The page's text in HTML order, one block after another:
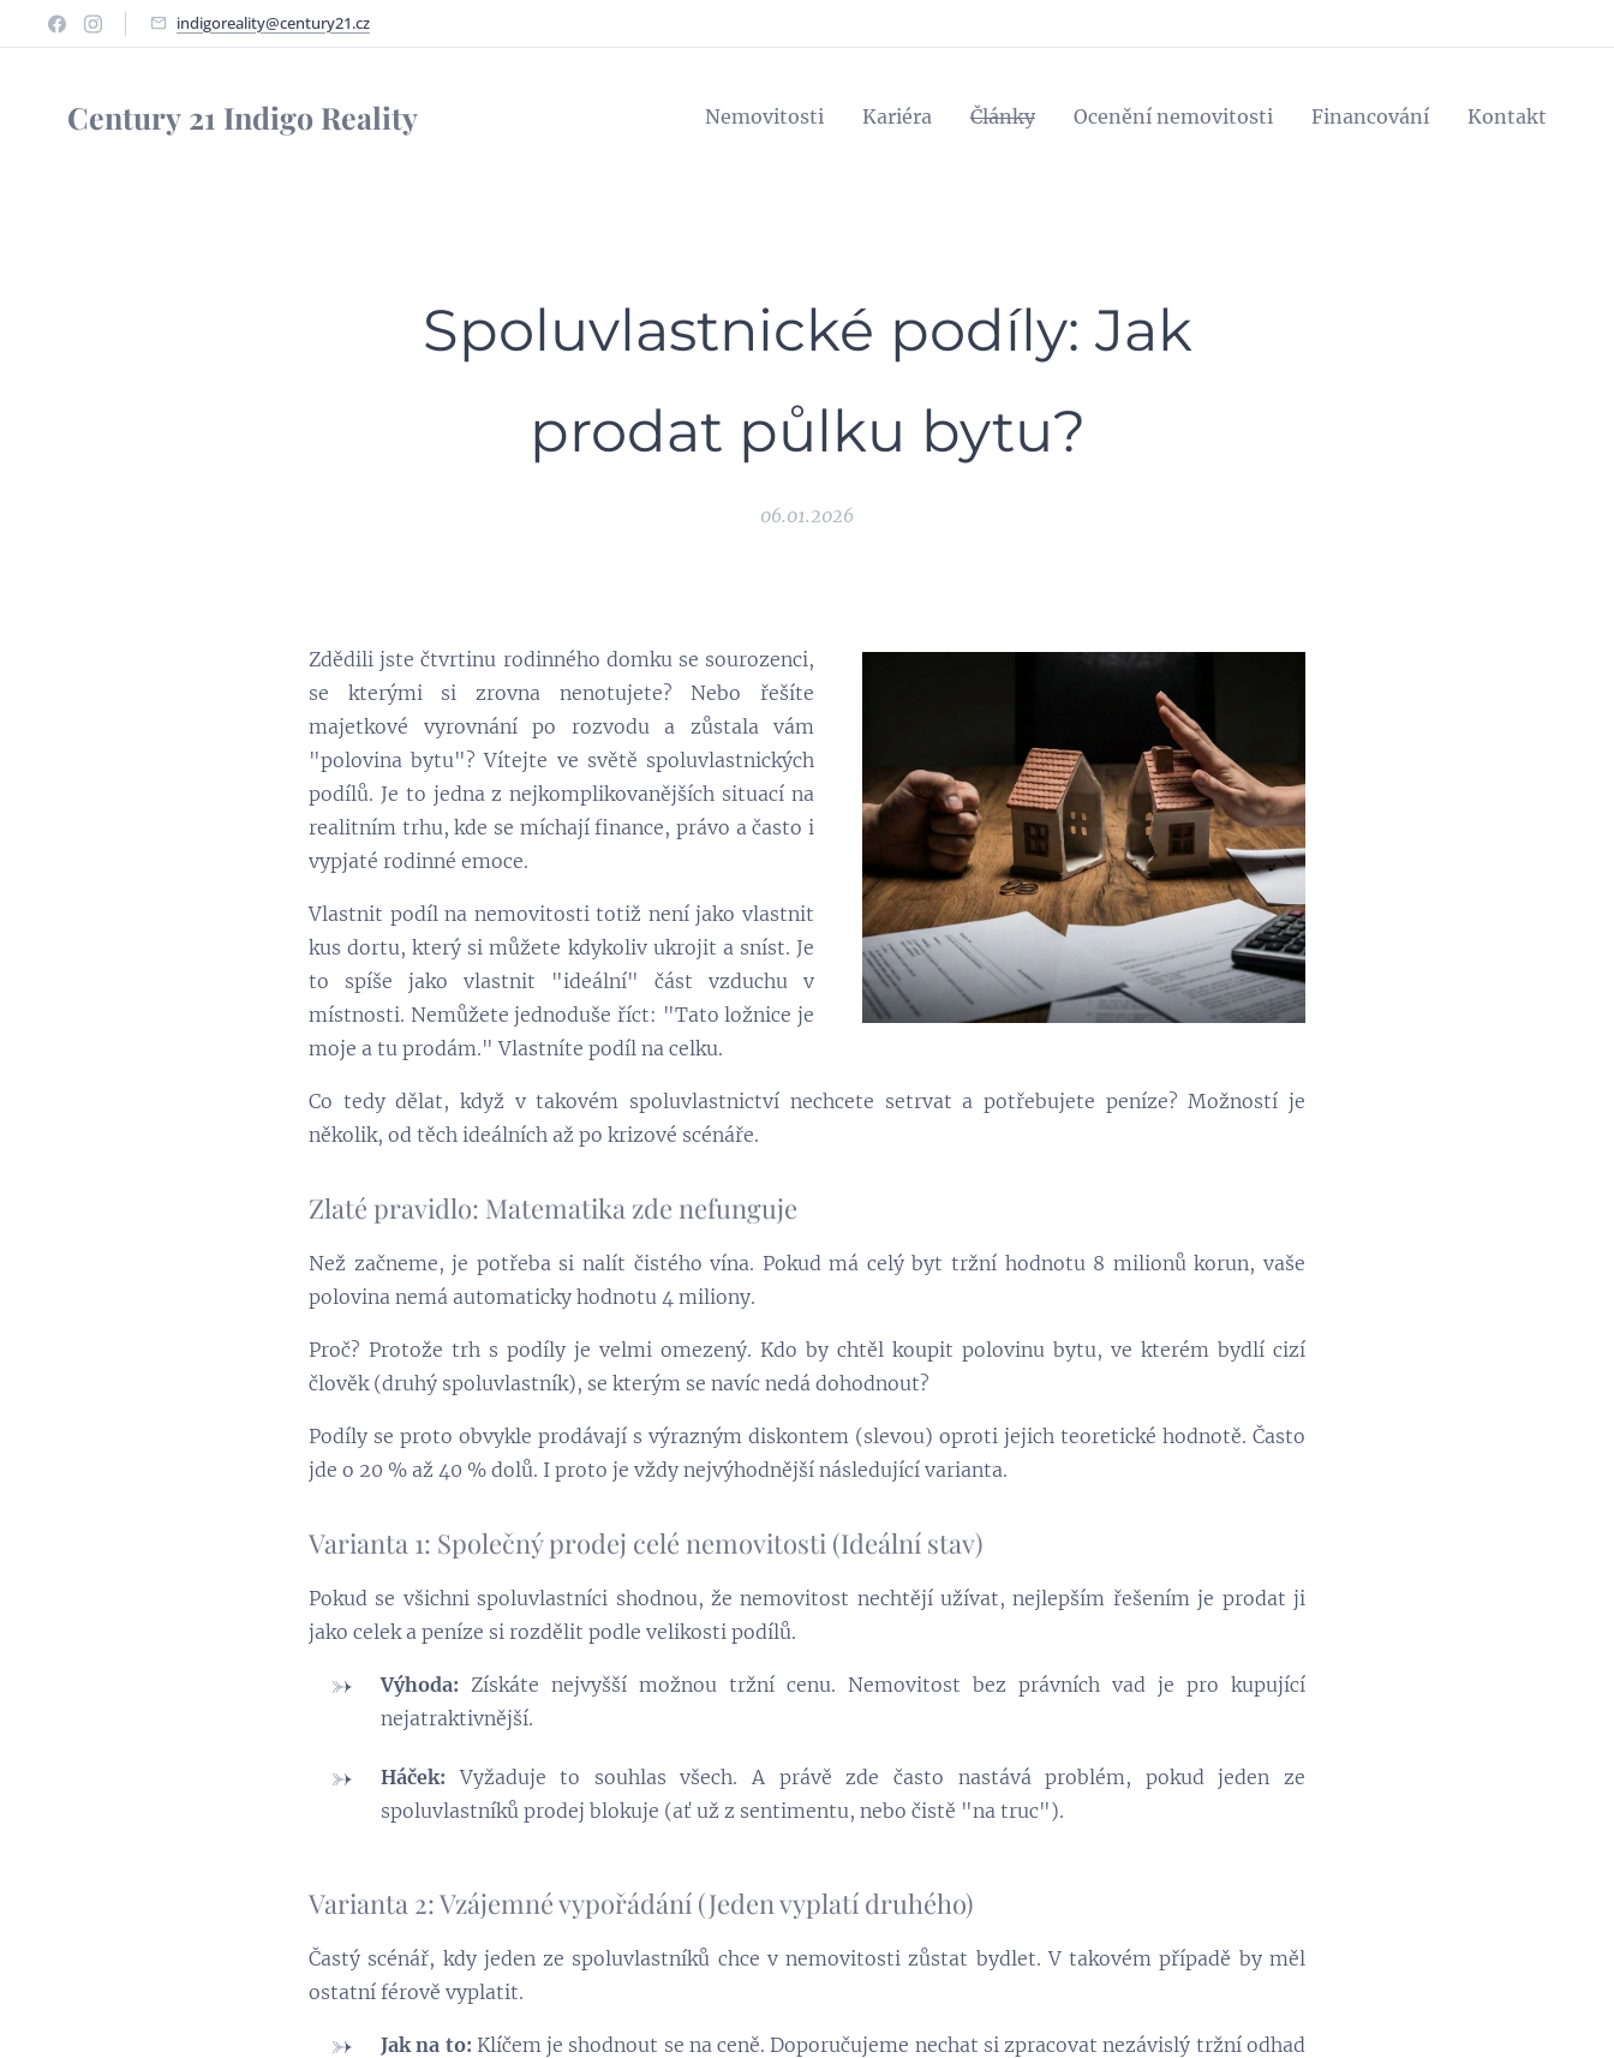
indigoreality@century21.cz
Century 21 Indigo Reality Nemovitosti Kariéra Články Ocenění nemovitosti Financování Kontakt
Spoluvlastnické podíly: Jak
prodat půlku bytu?
06.01.2026
Zdědili jste čtvrtinu rodinného domku se sourozenci,
se kterými si zrovna nenotujete? Nebo řešíte
majetkové vyrovnání po rozvodu a zůstala vám
"polovina bytu"? Vítejte ve světě spoluvlastnických
podílů. Je to jedna z nejkomplikovanějších situací na
realitním trhu, kde se míchají finance, právo a často i
vypjaté rodinné emoce.
Vlastnit podíl na nemovitosti totiž není jako vlastnit
kus dortu, který si můžete kdykoliv ukrojit a sníst. Je
to spíše jako vlastnit "ideální" část vzduchu v
místnosti. Nemůžete jednoduše říct: "Tato ložnice je
moje a tu prodám." Vlastníte podíl na celku.
Co tedy dělat, když v takovém spoluvlastnictví nechcete setrvat a potřebujete peníze? Možností je
několik, od těch ideálních až po krizové scénáře.
Zlaté pravidlo: Matematika zde nefunguje
Než začneme, je potřeba si nalít čistého vína. Pokud má celý byt tržní hodnotu 8 milionů korun, vaše
polovina nemá automaticky hodnotu 4 miliony.
Proč? Protože trh s podíly je velmi omezený. Kdo by chtěl koupit polovinu bytu, ve kterém bydlí cizí
člověk (druhý spoluvlastník), se kterým se navíc nedá dohodnout?
Podíly se proto obvykle prodávají s výrazným diskontem (slevou) oproti jejich teoretické hodnotě. Často
jde o 20 % až 40 % dolů. I proto je vždy nejvýhodnější následující varianta.
Varianta 1: Společný prodej celé nemovitosti (Ideální stav)
Pokud se všichni spoluvlastníci shodnou, že nemovitost nechtějí užívat, nejlepším řešením je prodat ji
jako celek a peníze si rozdělit podle velikosti podílů.
Výhoda: Získáte nejvyšší možnou tržní cenu. Nemovitost bez právních vad je pro kupující
nejatraktivnější.
Háček: Vyžaduje to souhlas všech. A právě zde často nastává problém, pokud jeden ze
spoluvlastníků prodej blokuje (ať už z sentimentu, nebo čistě "na truc").
Varianta 2: Vzájemné vypořádání (Jeden vyplatí druhého)
Častý scénář, kdy jeden ze spoluvlastníků chce v nemovitosti zůstat bydlet. V takovém případě by měl
ostatní férově vyplatit.
Jak na to: Klíčem je shodnout se na ceně. Doporučujeme nechat si zpracovat nezávislý tržní odhad